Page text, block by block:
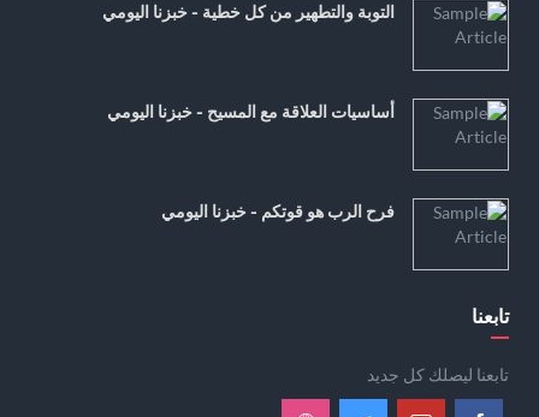
التوبة والتطهير من كل خطية - خبزنا اليومي
أساسيات العلاقة مع المسيح - خبزنا اليومي
فرح الرب هو قوتكم - خبزنا اليومي
تابعنا
تابعنا ليصلك كل جديد